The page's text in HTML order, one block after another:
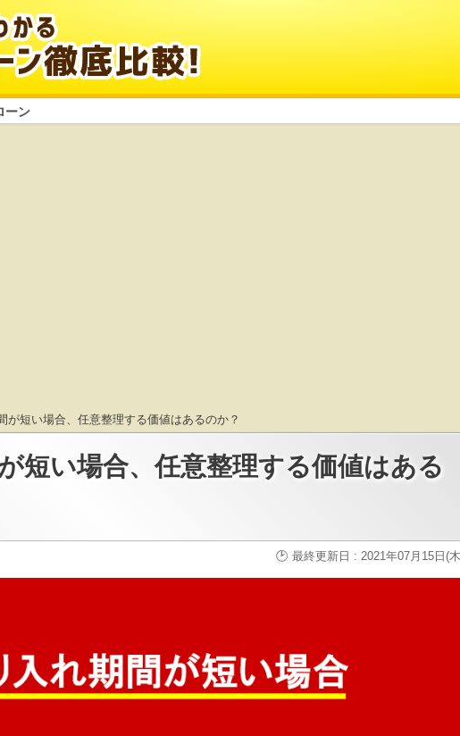
ーン
が短い場合、任意整理する価値はあるのか？
短い場合、任意整理する価値はある
最終更新日 : 2021年07月15日(